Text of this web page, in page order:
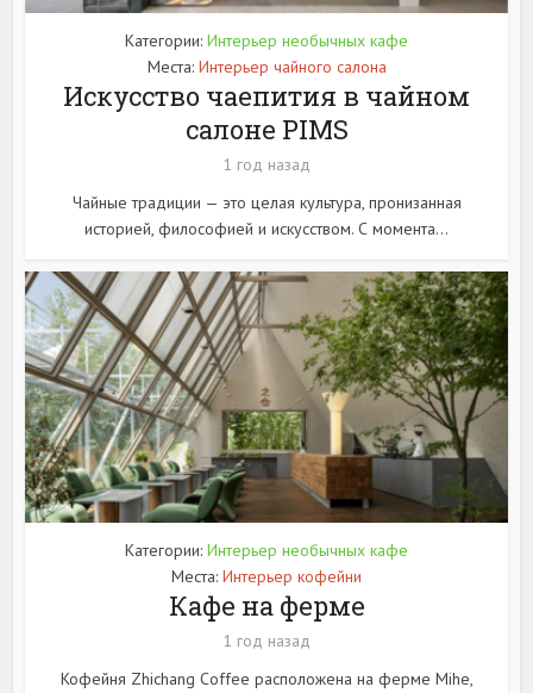
Категории: Интерьер необычных кафе
Места: Интерьер чайного салона
Искусство чаепития в чайном
салоне PIMS
1 год назад
Чайные традиции — это целая культура, пронизанная
историей, философией и искусством. С момента...
Категории: Интерьер необычных кафе
Места: Интерьер кофейни
Кафе на ферме
1 год назад
Кофейня Zhichang Coffee расположена на ферме Mihe,